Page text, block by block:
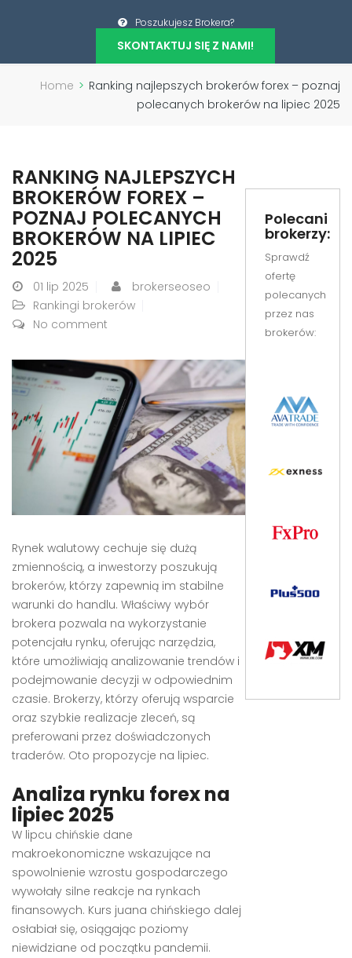
Poszukujesz Brokera?
SKONTAKTUJ SIĘ Z NAMI!
Home > Ranking najlepszych brokerów forex – poznaj
polecanych brokerów na lipiec 2025
RANKING NAJLEPSZYCH
BROKERÓW FOREX –
POZNAJ POLECANYCH
BROKERÓW NA LIPIEC
2025
01 lip 2025
brokerseoseo
Rankingi brokerów
No comment
Rynek walutowy cechuje się dużą
zmiennością, a inwestorzy poszukują
brokerów, którzy zapewnią im stabilne
warunki do handlu. Właściwy wybór
brokera pozwala na wykorzystanie
potencjału rynku, oferując narzędzia,
które umożliwiają analizowanie trendów i
podejmowanie decyzji w odpowiednim
czasie. Brokerzy, którzy oferują wsparcie
oraz szybkie realizacje zleceń, są
preferowani przez doświadczonych
traderów. Oto propozycje na lipiec.
Analiza rynku forex na
lipiec 2025
W lipcu chińskie dane
makroekonomiczne wskazujące na
spowolnienie wzrostu gospodarczego
wywołały silne reakcje na rynkach
finansowych. Kurs juana chińskiego dalej
osłabiał się, osiągając poziomy
niewidziane od początku pandemii.
Polecani
brokerzy:
Sprawdź
ofertę
polecanych
przez nas
brokerów: